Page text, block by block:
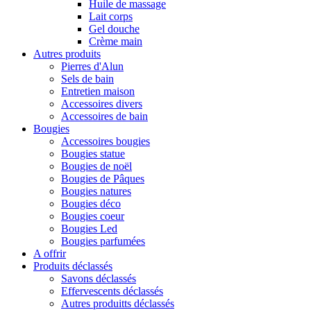
Huile de massage
Lait corps
Gel douche
Crème main
Autres produits
Pierres d'Alun
Sels de bain
Entretien maison
Accessoires divers
Accessoires de bain
Bougies
Accessoires bougies
Bougies statue
Bougies de noël
Bougies de Pâques
Bougies natures
Bougies déco
Bougies coeur
Bougies Led
Bougies parfumées
A offrir
Produits déclassés
Savons déclassés
Effervescents déclassés
Autres produitts déclassés